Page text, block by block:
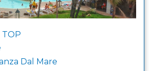
TOP
Dal Mare